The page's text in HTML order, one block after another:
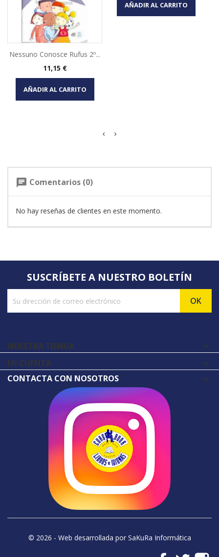
Nessuno Conosce Rufus 2º...
Precio
11,15 €
AÑADIR AL CARRITO
AÑADIR AL CARRITO
chat Comentarios (0)
No hay reseñas de clientes en este momento.
SUSCRÍBETE A NUESTRO BOLETÍN
NUESTRA TIENDA 
MI CUENTA 
CONTACTA CON NOSOTROS
© 2026 - Web desarrollada por SaKuRa Informática